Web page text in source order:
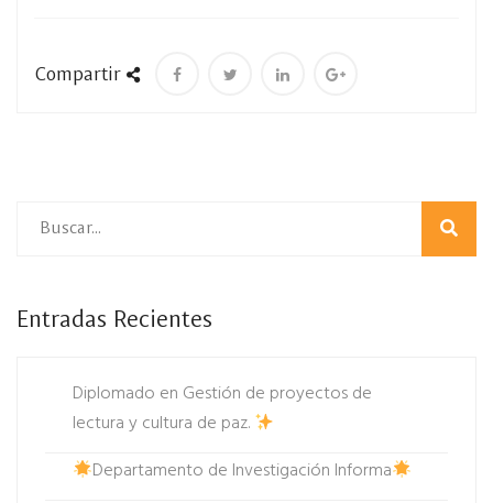
Compartir
Entradas Recientes
Diplomado en Gestión de proyectos de
lectura y cultura de paz.
Departamento de Investigación Informa